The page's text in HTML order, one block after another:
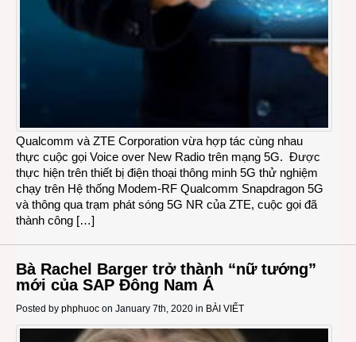
Qualcomm và ZTE Corporation vừa hợp tác cùng nhau
thực cuộc gọi Voice over New Radio trên mạng 5G. Được
thực hiện trên thiết bị điện thoại thông minh 5G thử nghiệm
chạy trên Hệ thống Modem-RF Qualcomm Snapdragon 5G
và thông qua trạm phát sóng 5G NR của ZTE, cuộc gọi đã
thành công […]
Bà Rachel Barger trở thành “nữ tướng”
mới của SAP Đông Nam Á
Posted by phphuoc on January 7th, 2020 in BÀI VIẾT